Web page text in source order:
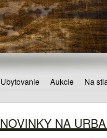
Ubytovanie Aukcie
Na
NOVINKY NA